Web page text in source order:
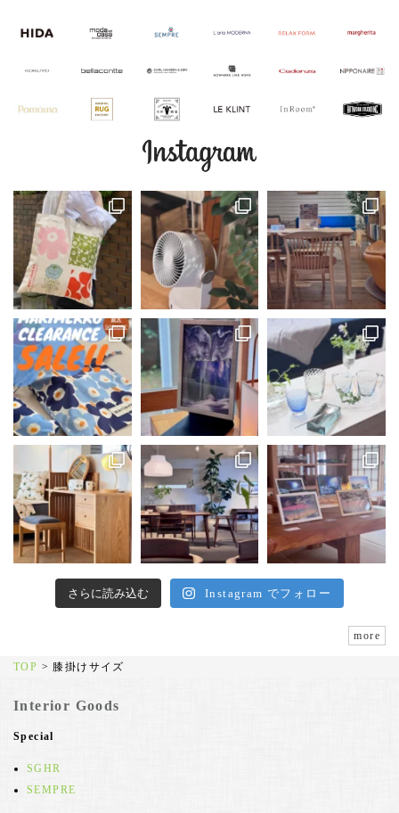
さらに読み込む Instagram でフォロー
more
TOP > 膝掛けサイズ
Interior Goods
Special
SGHR
SEMPRE